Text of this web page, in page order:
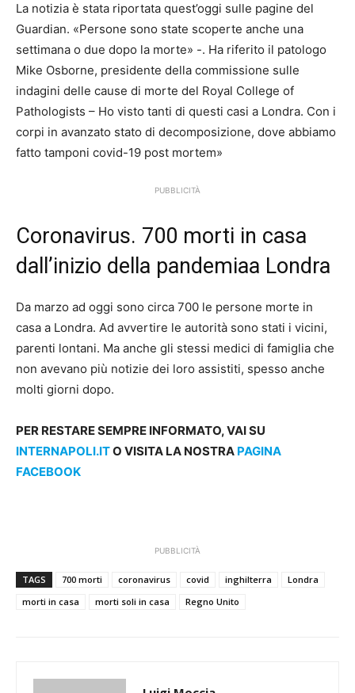
La notizia è stata riportata quest’oggi sulle pagine del
Guardian. «Persone sono state scoperte anche una
settimana o due dopo la morte» -. Ha riferito il patologo
Mike Osborne, presidente della commissione sulle
indagini delle cause di morte del Royal College of
Pathologists – Ho visto tanti di questi casi a Londra. Con i
corpi in avanzato stato di decomposizione, dove abbiamo
fatto tamponi covid-19 post mortem»
PUBBLICITÀ
Coronavirus. 700 morti in casa
dall’inizio della pandemiaa Londra
Da marzo ad oggi sono circa 700 le persone morte in
casa a Londra. Ad avvertire le autorità sono stati i vicini,
parenti lontani. Ma anche gli stessi medici di famiglia che
non avevano più notizie dei loro assistiti, spesso anche
molti giorni dopo.
PER RESTARE SEMPRE INFORMATO, VAI SU
INTERNAPOLI.ITO VISITA LA NOSTRA PAGINA
FACEBOOK
PUBBLICITÀ
TAGS 700 morti coronavirus covid inghilterra
Londra
morti in casa
morti soli in casa Regno Unito